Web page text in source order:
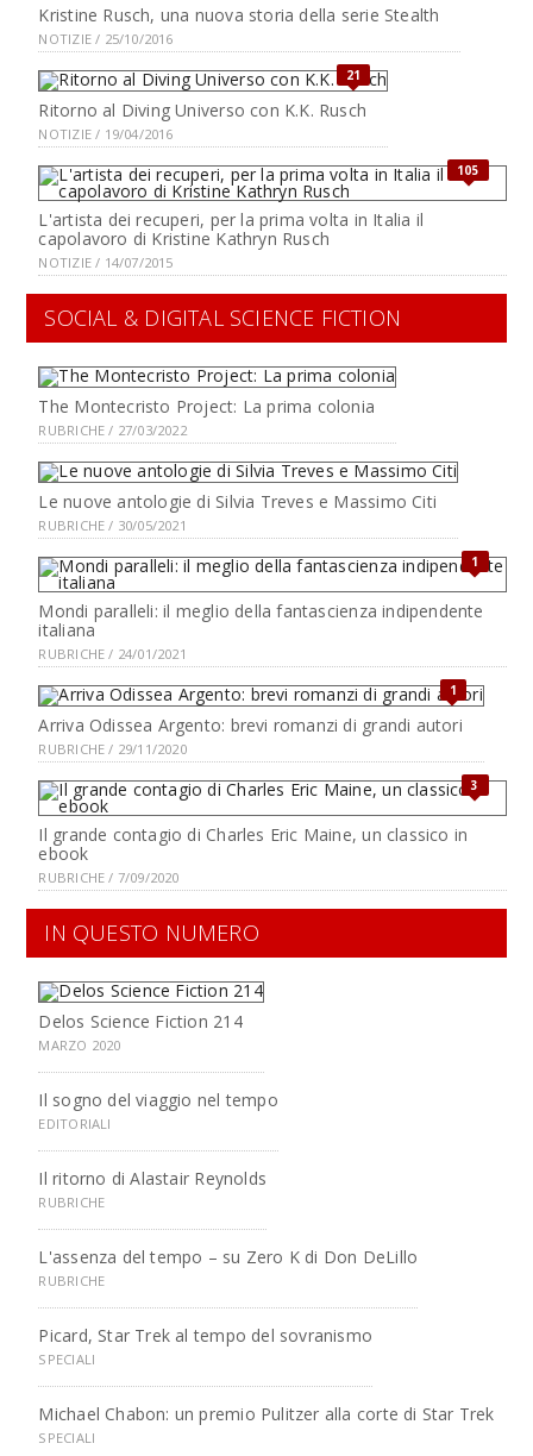
Kristine Rusch, una nuova storia della serie Stealth
NOTIZIE / 25/10/2016
21
Ritorno al Diving Universo con K.K. Rusch
NOTIZIE / 19/04/2016
105
L'artista dei recuperi, per la prima volta in Italia il
capolavoro di Kristine Kathryn Rusch
NOTIZIE / 14/07/2015
SOCIAL & DIGITAL SCIENCE FICTION
The Montecristo Project: La prima colonia
RUBRICHE / 27/03/2022
Le nuove antologie di Silvia Treves e Massimo Citi
RUBRICHE / 30/05/2021
1
Mondi paralleli: il meglio della fantascienza indipendente
italiana
RUBRICHE / 24/01/2021
1
Arriva Odissea Argento: brevi romanzi di grandi autori
RUBRICHE / 29/11/2020
3
Il grande contagio di Charles Eric Maine, un classico in
ebook
RUBRICHE / 7/09/2020
IN QUESTO NUMERO
Delos Science Fiction 214
MARZO 2020
Il sogno del viaggio nel tempo
EDITORIALI
Il ritorno di Alastair Reynolds
RUBRICHE
L'assenza del tempo – su Zero K di Don DeLillo
RUBRICHE
Picard, Star Trek al tempo del sovranismo
SPECIALI
Michael Chabon: un premio Pulitzer alla corte di Star Trek
SPECIALI